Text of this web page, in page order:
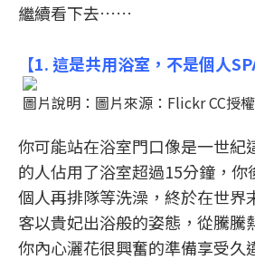
繼續看下去……
【1. 這是共用浴室，不是個人
圖片說明：圖片來源：Flickr CC授
你可能站在浴室門口像是一世
的人佔用了浴室超過15分鐘，你
個人再排隊等洗澡，終於在世界
客以貴妃出浴般的姿態，從騰騰
你內心灑花很興奮的準備享受久